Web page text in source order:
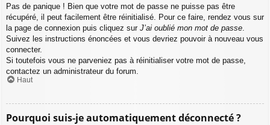
Pas de panique ! Bien que votre mot de passe ne puisse pas être
récupéré, il peut facilement être réinitialisé. Pour ce faire, rendez vous sur
la page de connexion puis cliquez sur J’ai oublié mon mot de passe.
Suivez les instructions énoncées et vous devriez pouvoir à nouveau vous
connecter.
Si toutefois vous ne parveniez pas à réinitialiser votre mot de passe,
contactez un administrateur du forum.
Haut
Pourquoi suis-je automatiquement déconnecté ?